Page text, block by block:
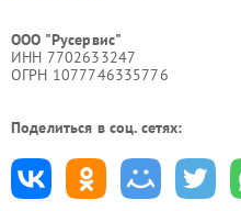
ООО "Русервис"
ИНН 7702633247
ОГРН 1077746335776
Поделиться в соц. сетях: